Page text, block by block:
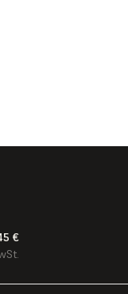
€